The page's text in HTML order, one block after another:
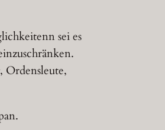
sei es
Ordensleute,